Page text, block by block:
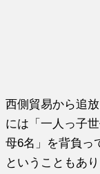
西側貿易から追
には「一人っ子
母6名」を背負っ
ということもあ